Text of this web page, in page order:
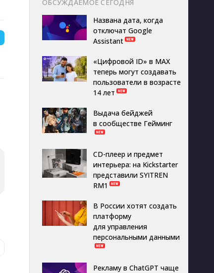
ОБСУЖДАЕМОЕ СЕГОДНЯ
Названа дата, когда
отключат Google
Assistant
«Цифровой ID» в MAX
теперь могут создавать
пользователи в возрасте
14 лет
Выдача бейджей
в сообществе Гейминг
CD-плеер и предмет
интерьера: на Kickstarter
представили SYITREN
RM1
В России хотят создать
платформу
для управления
персональными данными
Рекламу в ChatGPT чаще